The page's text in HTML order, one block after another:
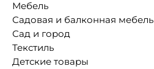
Мебель
Садовая и балконная мебель
Сад и город
Текстиль
Детские товары